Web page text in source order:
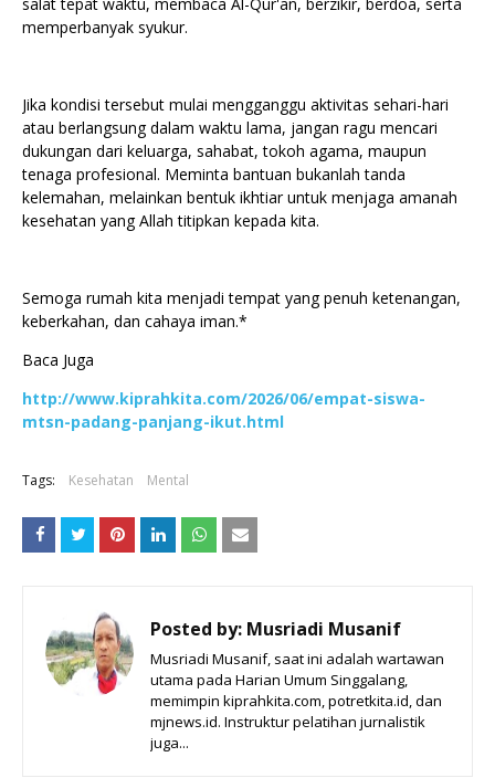
memperbanyak syukur.
Jika kondisi tersebut mulai mengganggu aktivitas sehari-hari
atau berlangsung dalam waktu lama, jangan ragu mencari
dukungan dari keluarga, sahabat, tokoh agama, maupun
tenaga profesional. Meminta bantuan bukanlah tanda
kelemahan, melainkan bentuk ikhtiar untuk menjaga amanah
kesehatan yang Allah titipkan kepada kita.
Semoga rumah kita menjadi tempat yang penuh ketenangan,
keberkahan, dan cahaya iman.*
Baca Juga
http://www.kiprahkita.com/2026/06/empat-siswa-
mtsn-padang-panjang-ikut.html
Tags: Kesehatan Mental
Posted by: Musriadi Musanif
Musriadi Musanif, saat ini adalah wartawan
utama pada Harian Umum Singgalang,
memimpin kiprahkita.com, potretkita.id, dan
mjnews.id. Instruktur pelatihan jurnalistik
juga...